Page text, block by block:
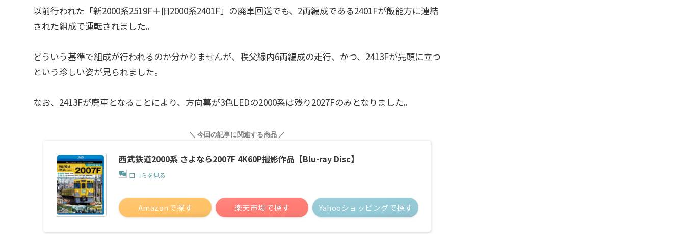
以前行われた「新2000系2519F＋旧2000系2401F」の廃車回送でも、2両編成である2401Fが飯能方に連結
された組成で運転されました。
どういう基準で組成が行われるのか分かりませんが、秩父線内6両編成の走行、かつ、2413Fが先頭に立つ
という珍しい姿が見られました。
なお、2413Fが廃車となることにより、方向幕が3色LEDの2000系は残り2027Fのみとなりました。
西武鉄道2000系 さよなら2007F 4K60P撮影作品【Blu-ray Disc】
口コミを見る
Amazonで探す 楽天市場で探す Yahooショッピングで探す